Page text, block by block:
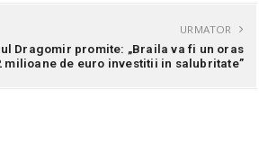
URMATOR
Dragomir promite: „Braila va fi un oras
milioane de euro investitii in salubritate”